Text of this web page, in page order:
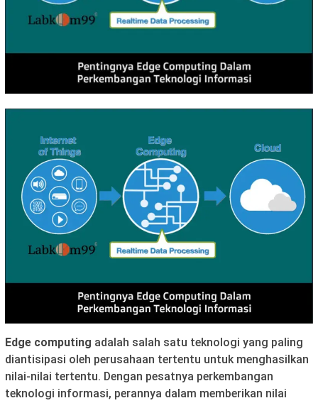
Edge computing adalah salah satu teknologi yang paling
diantisipasi oleh perusahaan tertentu untuk menghasilkan
nilai-nilai tertentu. Dengan pesatnya perkembangan
teknologi informasi, perannya dalam memberikan nilai